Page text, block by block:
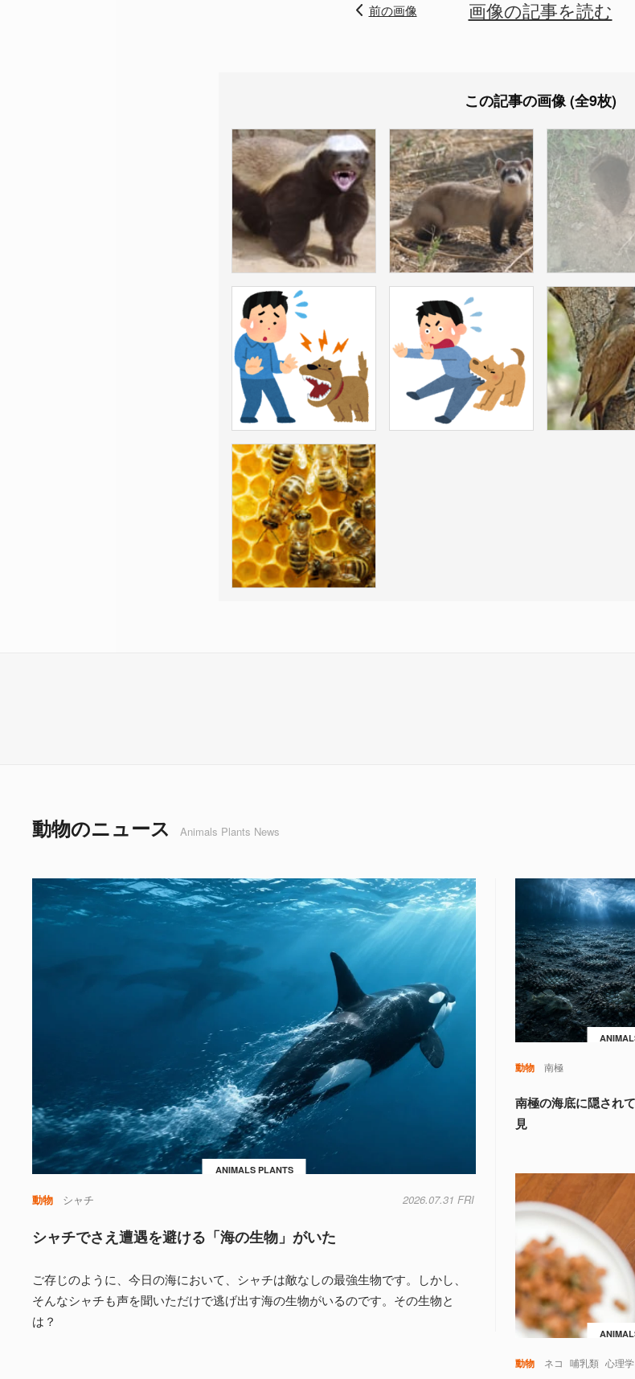
前の画像 画像の記事を読む
この記事の画像 (全9枚)
動物のニュース Animals Plants News
ANIMALS PLANTS
動物 シャチ 2026.07.31 FRI
シャチでさえ遭遇を避ける「海の生物」がいた
ご存じのように、今日の海において、シャチは敵なしの最強生物です。しかし、
そんなシャチも声を聞いただけで逃げ出す海の生物がいるのです。その生物と
は？
動物 南極
南極の海底に隠され
見
動物 ネコ 哺乳類 心理学